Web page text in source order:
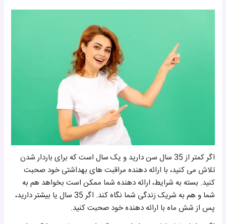
اگر کمتر از 35 سال سن دارید و یک سال است که برای باردار شدن
تلاش می کنید، با ارائه دهنده مراقبت های بهداشتی خود صحبت
کنید. بسته به شرایط، ارائه دهنده شما ممکن است بخواهد هم به
شما و هم به شریک زندگی شما نگاه کند. اگر 35 سال یا بیشتر دارید،
پس از شش ماه با ارائه دهنده خود صحبت کنید.